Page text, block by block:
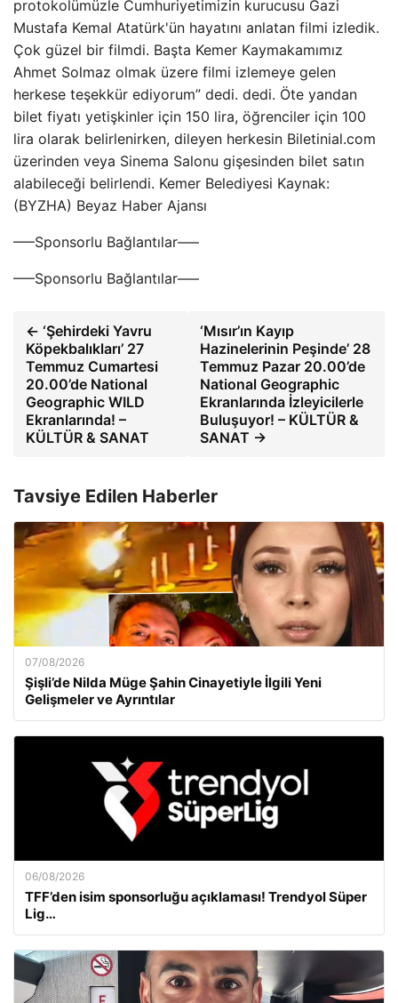
protokolümüzle Cumhuriyetimizin kurucusu Gazi
Mustafa Kemal Atatürk'ün hayatını anlatan filmi izledik.
Çok güzel bir filmdi. Başta Kemer Kaymakamımız
Ahmet Solmaz olmak üzere filmi izlemeye gelen
herkese teşekkür ediyorum” dedi. dedi. Öte yandan
bilet fiyatı yetişkinler için 150 lira, öğrenciler için 100
lira olarak belirlenirken, dileyen herkesin Biletinial.com
üzerinden veya Sinema Salonu gişesinden bilet satın
alabileceği belirlendi. Kemer Belediyesi Kaynak:
(BYZHA) Beyaz Haber Ajansı
—–Sponsorlu Bağlantılar—–
—–Sponsorlu Bağlantılar—–
← ‘Şehirdeki Yavru
Köpekbalıkları’ 27
Temmuz Cumartesi
20.00’de National
Geographic WILD
Ekranlarında! –
KÜLTÜR & SANAT
‘Mısır’ın Kayıp
Hazinelerinin Peşinde’ 28
Temmuz Pazar 20.00’de
National Geographic
Ekranlarında İzleyicilerle
Buluşuyor! – KÜLTÜR &
SANAT →
Tavsiye Edilen Haberler
07/08/2026
Şişli’de Nilda Müge Şahin Cinayetiyle İlgili Yeni
Gelişmeler ve Ayrıntılar
06/08/2026
TFF’den isim sponsorluğu açıklaması! Trendyol Süper
Lig…